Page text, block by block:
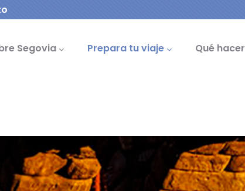
Segovia Prepara tu viaje Qué hacer